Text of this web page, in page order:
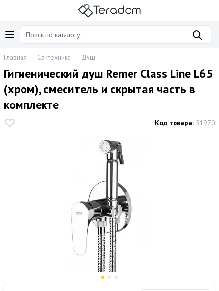
Главная - Сантехника - Душ
Гигиенический душ Remer Class Line L65
(хром), смеситель и скрытая часть в
комплекте
Код товара: 51970